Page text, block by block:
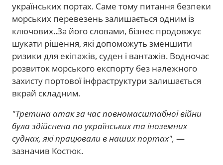
українських портах. Саме тому питання безпеки
морських перевезень залишається одним із
ключових..За його словами, бізнес продовжує
шукати рішення, які допоможуть зменшити
ризики для екіпажів, суден і вантажів. Водночас
розвиток морського експорту без належного
захисту портової інфраструктури залишається
вкрай складним.
"Третина атак за час повномасштабної війни
була здійснена по українських та іноземних
суднах, які працювали в наших портах", —
зазначив Костюк.